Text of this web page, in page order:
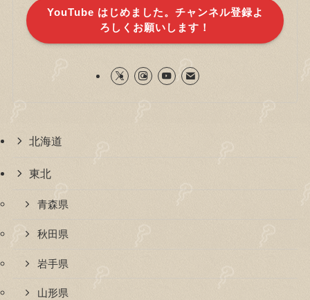
YouTube はじめました。チャンネル登録よ
ろしくお願いします！
北海道
東北
青森県
秋田県
岩手県
山形県